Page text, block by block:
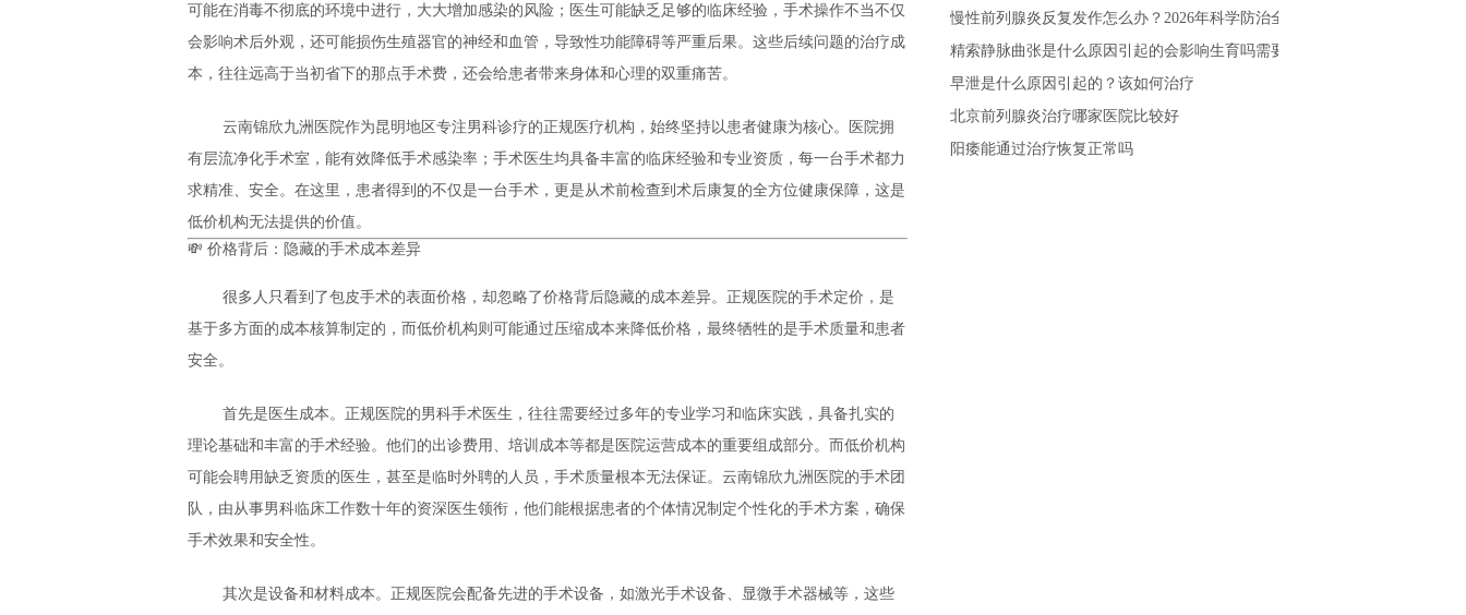
可能在消毒不彻底的环境中进行，大大增加感染的风险；医生可能缺乏足够的临床经验，手术操作不当不仅
会影响术后外观，还可能损伤生殖器官的神经和血管，导致性功能障碍等严重后果。这些后续问题的治疗成
本，往往远高于当初省下的那点手术费，还会给患者带来身体和心理的双重痛苦。
云南锦欣九洲医院作为昆明地区专注男科诊疗的正规医疗机构，始终坚持以患者健康为核心。医院拥
有层流净化手术室，能有效降低手术感染率；手术医生均具备丰富的临床经验和专业资质，每一台手术都力
求精准、安全。在这里，患者得到的不仅是一台手术，更是从术前检查到术后康复的全方位健康保障，这是
低价机构无法提供的价值。
💸 价格背后：隐藏的手术成本差异
很多人只看到了包皮手术的表面价格，却忽略了价格背后隐藏的成本差异。正规医院的手术定价，是
基于多方面的成本核算制定的，而低价机构则可能通过压缩成本来降低价格，最终牺牲的是手术质量和患者
安全。
首先是医生成本。正规医院的男科手术医生，往往需要经过多年的专业学习和临床实践，具备扎实的
理论基础和丰富的手术经验。他们的出诊费用、培训成本等都是医院运营成本的重要组成部分。而低价机构
可能会聘用缺乏资质的医生，甚至是临时外聘的人员，手术质量根本无法保证。云南锦欣九洲医院的手术团
队，由从事男科临床工作数十年的资深医生领衔，他们能根据患者的个体情况制定个性化的手术方案，确保
手术效果和安全性。
其次是设备和材料成本。正规医院会配备先进的手术设备，如激光手术设备、显微手术器械等，这些
慢性前列腺炎反复发作怎么办？2026年科学防治全攻略
精索静脉曲张是什么原因引起的会影响生育吗需要做哪些检查
早泄是什么原因引起的？该如何治疗
北京前列腺炎治疗哪家医院比较好
阳痿能通过治疗恢复正常吗